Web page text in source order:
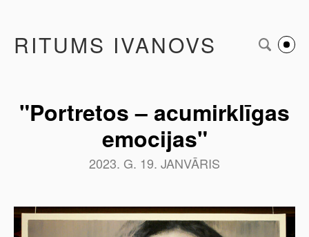
RITUMS IVANOVS
"Portretos – acumirklīgas
emocijas"
2023. G. 19. JANVĀRIS